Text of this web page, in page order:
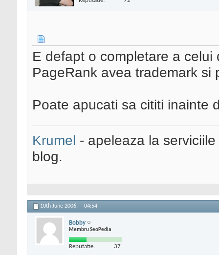
E defapt o completare a
PageRank avea trademark si
Poate apucati sa cititi inainte
Krumel - apeleaza la
blog.
10th June 2006, 04:54
Bobby
Membru SeoPedia
Reputatie: 37